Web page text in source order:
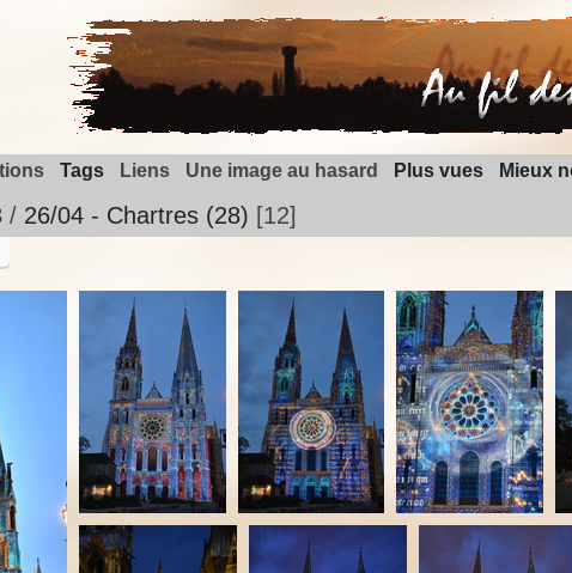
Tags Liens Une image au hasard Plus vues Mieux
/ 26/04 - Chartres (28) 12